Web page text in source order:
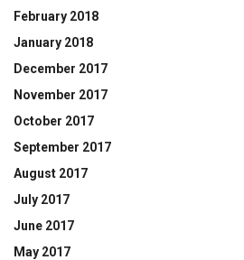
February 2018
January 2018
December 2017
November 2017
October 2017
September 2017
August 2017
July 2017
June 2017
May 2017